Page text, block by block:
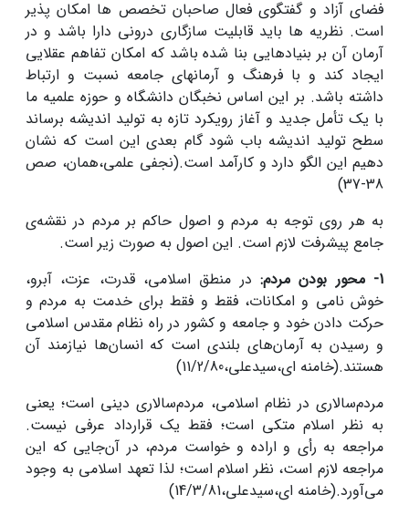
فضای آزاد و گفتگوی فعال صاحبان تخصص ها امکان پذیر
است. نظریه ها باید قابلیت سازگاری درونی دارا باشد و در
آرمان آن بر بنیادهایی بنا شده باشد که امکان تفاهم عقلایی
ایجاد کند و با فرهنگ و آرمانهای جامعه نسبت و ارتباط
داشته باشد. بر این اساس نخبگان دانشگاه و حوزه علمیه ما
با یک تأمل جدید و آغاز رویکرد تازه به تولید اندیشه برساند
سطح تولید اندیشه باب شود گام بعدی این است که نشان
دهیم این الگو دارد و کارآمد است.(نجفی علمی،همان، صص
38-37)
به هر روی توجه به مردم و اصول حاکم بر مردم در نقشه‌ی
جامع پیشرفت لازم است. این اصول به صورت زیر است.
1-
محور بودن مردم: در منطق اسلامی، قدرت، عزت، آبرو،
خوش نامی و امکانات، فقط و فقط برای خدمت به مردم و
حرکت دادن خود و جامعه و کشور در راه نظام مقدس اسلامی
و رسیدن به آرمان‌های بلندی است که انسان‌ها نیازمند آن
هستند.(خامنه ای،سیدعلی،11/2/80)
مردم‌سالاری در نظام اسلامی، مردم‌سالاری دینی است؛ یعنی
به نظر اسلام متکی است؛ فقط یک قرارداد عرفی نیست.
مراجعه به رأی و اراده و خواست مردم، در آن‌جایی که این
مراجعه لازم است، نظر اسلام است؛ لذا تعهد اسلامی به وجود
می‌آورد.(خامنه ای،سیدعلی،14/3/81)